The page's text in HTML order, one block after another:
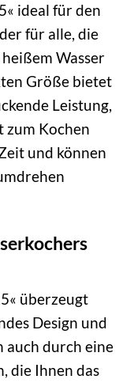
ideal für den
für alle, die
Wasser
Größe bietet
Leistung,
zum Kochen
und können
überzeugt
Design und
auch durch eine
die Ihnen das